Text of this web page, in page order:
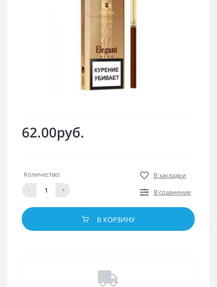
62.00руб.
Количество:
-
+
В закладки
В сравнение
В КОРЗИНУ